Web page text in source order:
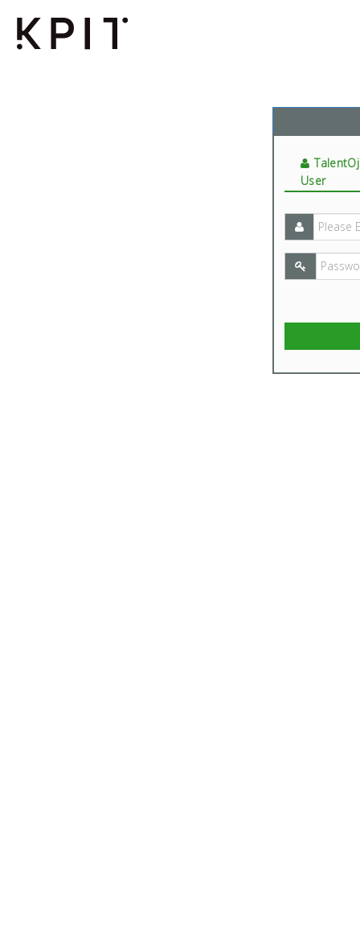
User